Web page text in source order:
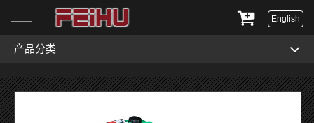
English
产品分类
首页
关于我们